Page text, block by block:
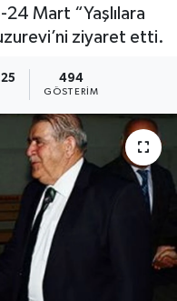
24 Mart “Yaşlılara
ziyaret etti.
494
GÖSTERIM